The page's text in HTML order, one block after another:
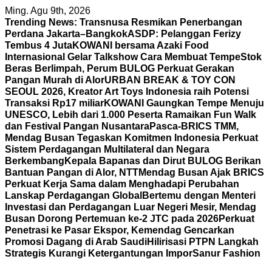
Skip
to
content
Ming. Agu 9th, 2026
Trending News: Transnusa Resmikan Penerbangan
Perdana Jakarta–BangkokASDP: Pelanggan Ferizy
Tembus 4 JutaKOWANI bersama Azaki Food
Internasional Gelar Talkshow Cara Membuat TempeStok
Beras Berlimpah, Perum BULOG Perkuat Gerakan
Pangan Murah di AlorURBAN BREAK & TOY CON
SEOUL 2026, Kreator Art Toys Indonesia raih Potensi
Transaksi Rp17 miliarKOWANI Gaungkan Tempe Menuju
UNESCO, Lebih dari 1.000 Peserta Ramaikan Fun Walk
dan Festival Pangan NusantaraPasca-BRICS TMM,
Mendag Busan Tegaskan Komitmen Indonesia Perkuat
Sistem Perdagangan Multilateral dan Negara
Berkembang Kepala Bapanas dan Dirut BULOG Berikan
Bantuan Pangan di Alor, NTTMendag Busan Ajak BRICS
Perkuat Kerja Sama dalam Menghadapi Perubahan
Lanskap Perdagangan Global Bertemu dengan Menteri
Investasi dan Perdagangan Luar Negeri Mesir, Mendag
Busan Dorong Pertemuan ke-2 JTC pada 2026Perkuat
Penetrasi ke Pasar Ekspor, Kemendag Gencarkan
Promosi Dagang di Arab SaudiHilirisasi PTPN Langkah
Strategis Kurangi Ketergantungan ImporSanur Fashion